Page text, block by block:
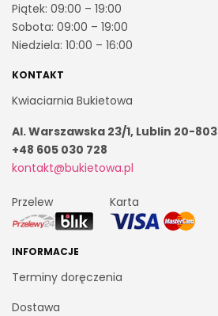
Piątek: 09:00 – 19:00
Sobota: 09:00 – 19:00
Niedziela: 10:00 – 16:00
KONTAKT
Kwiaciarnia Bukietowa
Al. Warszawska 23/1, Lublin 20-803
+48 605 030 728
kontakt@bukietowa.pl
Przelew Karta
INFORMACJE
Terminy doręczenia
Dostawa